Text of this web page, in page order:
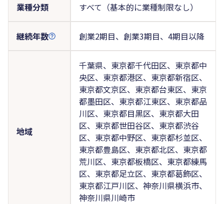
業種分類 すべて（基本的に業種制限なし）
継続年数 創業2期目、創業3期目、4期目以降
地域
千葉県、東京都千代田区、東京都中
央区、東京都港区、東京都新宿区、
東京都文京区、東京都台東区、東京
都墨田区、東京都江東区、東京都品
川区、東京都目黒区、東京都大田
区、東京都世田谷区、東京都渋谷
区、東京都中野区、東京都杉並区、
東京都豊島区、東京都北区、東京都
荒川区、東京都板橋区、東京都練馬
区、東京都足立区、東京都葛飾区、
東京都江戸川区、神奈川県横浜市、
神奈川県川崎市